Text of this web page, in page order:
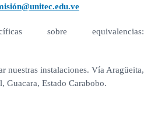
sobre equivalencias:
nuestras instalaciones. Vía Aragüeita,
Guacara, Estado Carabobo.